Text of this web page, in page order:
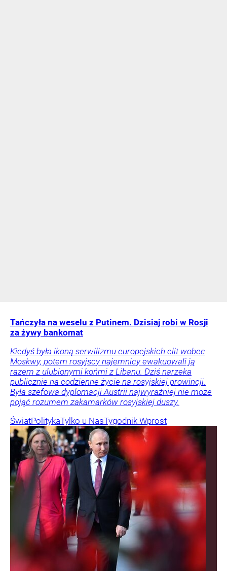
Tańczyła na weselu z Putinem. Dzisiaj robi w Rosji
za żywy bankomat
Kiedyś była ikoną serwilizmu europejskich elit wobec
Moskwy, potem rosyjscy najemnicy ewakuowali ją
razem z ulubionymi końmi z Libanu. Dziś narzeka
publicznie na codzienne życie na rosyjskiej prowincji.
Była szefowa dyplomacji Austrii najwyraźniej nie może
pojąć rozumem zakamarków rosyjskiej duszy.
ŚwiatPolitykaTylko u NasTygodnik Wprost